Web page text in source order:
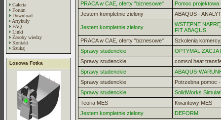
Galeria
Forum
Download
Artykuły
FAQ
Linki
Zasoby wiedzy
Kontakt
Szukaj
Losowa Fotka
PRACA w CAE, oferty "biznesowe"
Pomoc projektowa
Jestem kompletnie zielony
ABAQUS -
Jestem kompletnie zielony
WSTĘPNE
FIT ABAQUS
PRACA w CAE, oferty "biznesowe"
Szkolenia
Sprawy studenckie
OPTYMALIZACJA
Sprawy studenckie
comsol heat
Sprawy studenckie
ABAQUS-
Sprawy studenckie
Potrzebna pomoc
Sprawy studenckie
SolidWorks
Teoria MES
Kwantowy MES
Jestem kompletnie zielony
DEFORM